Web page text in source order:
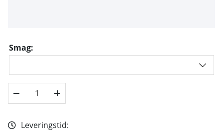
Smag:
Leveringstid: